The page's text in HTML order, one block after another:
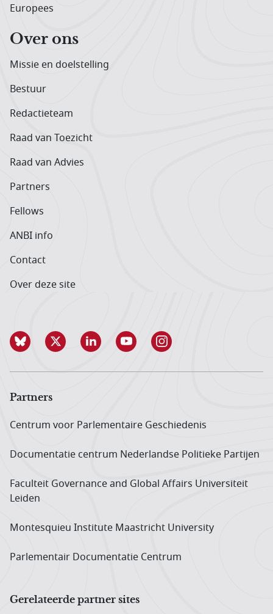
Europees
Over ons
Missie en doelstelling
Bestuur
Redactieteam
Raad van Toezicht
Raad van Advies
Partners
Fellows
ANBI info
Contact
Over deze site
Partners
Centrum voor Parlementaire Geschiedenis
Documentatie centrum Neder­landse Politieke Partijen
Faculteit Governance and Global Affairs Universiteit
Leiden
Montesquieu Institute Maastricht University
Parlementair Documentatie Centrum
Gerelateerde partner sites